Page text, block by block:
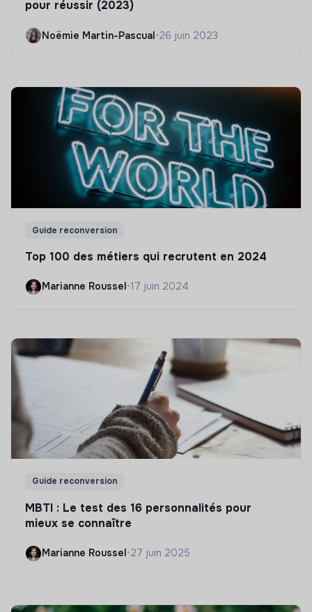
pour réussir (2023)
Noëmie Martin-Pascual•26 juin 2023
Guide reconversion
Top 100 des métiers qui recrutent en 2024
Marianne Roussel •17 juin 2024
Guide reconversion
MBTI : Le test des 16 personnalités pour
mieux se connaître
Marianne Roussel•27 juin 2025